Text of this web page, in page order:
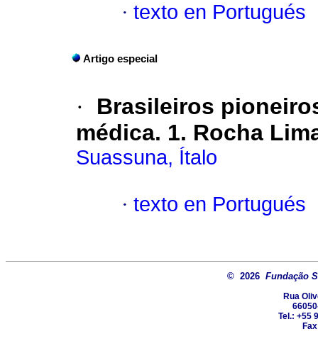
· texto en Portugués
Artigo especial
·
Brasileiros
médica. 1. Rocha
Suassuna, Ítalo
· texto en Portugués
© 2026 Fundação
Rua
Tel.: +55